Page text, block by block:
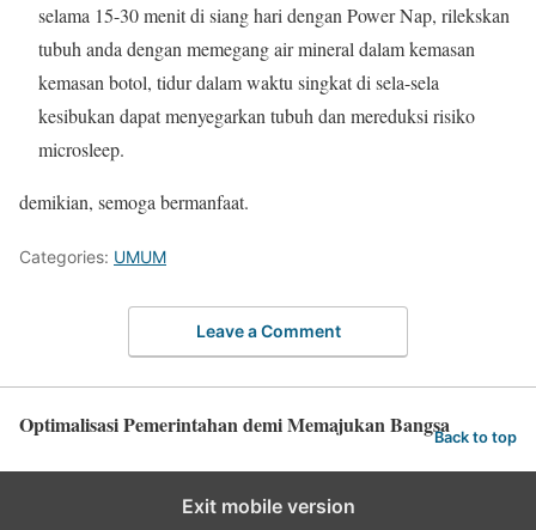
selama 15-30 menit di siang hari dengan Power Nap, rilekskan
tubuh anda dengan memegang air mineral dalam kemasan
kemasan botol, tidur dalam waktu singkat di sela-sela
kesibukan dapat menyegarkan tubuh dan mereduksi risiko
microsleep.
demikian, semoga bermanfaat.
Categories: UMUM
Leave a Comment
Optimalisasi Pemerintahan demi Memajukan BangsaBack to top
Exit mobile version